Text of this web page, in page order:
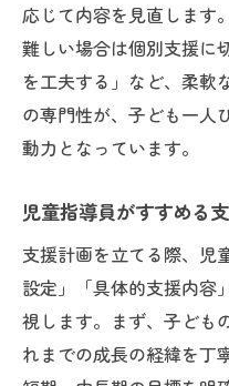
応じて内容を見直します
難しい場合は個別支援に
を工夫する」など、柔軟
の専門性が、子ども一人
動力となっています。
児童指導員がすすめる
支援計画を立てる際、児
設定」「具体的支援内容
視します。まず、子ども
れまでの成長の経緯を丁